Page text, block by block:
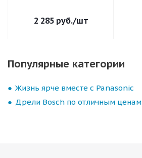
2 285руб./шт
Популярные категории
Жизнь ярче вместе с Panasonic
Дрели Bosch по отличным ценам